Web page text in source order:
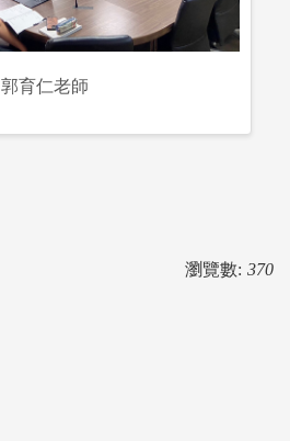
郭育仁老師
瀏覽數: 370